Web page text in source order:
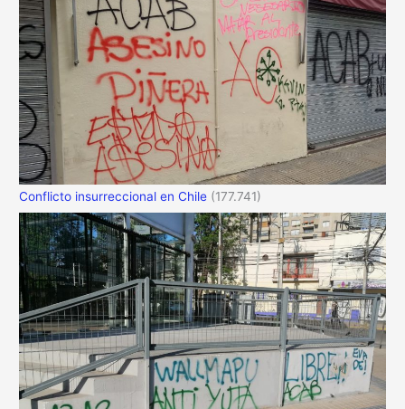
Conflicto insurreccional en Chile (177.741)